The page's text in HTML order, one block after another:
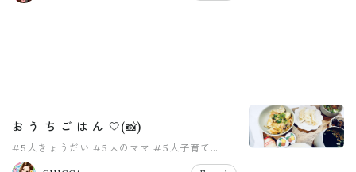
お う ち ご は ん 🤍(📸)
#5人きょうだい #5人のママ #5人子育て
#5人育児
#女の子ママ